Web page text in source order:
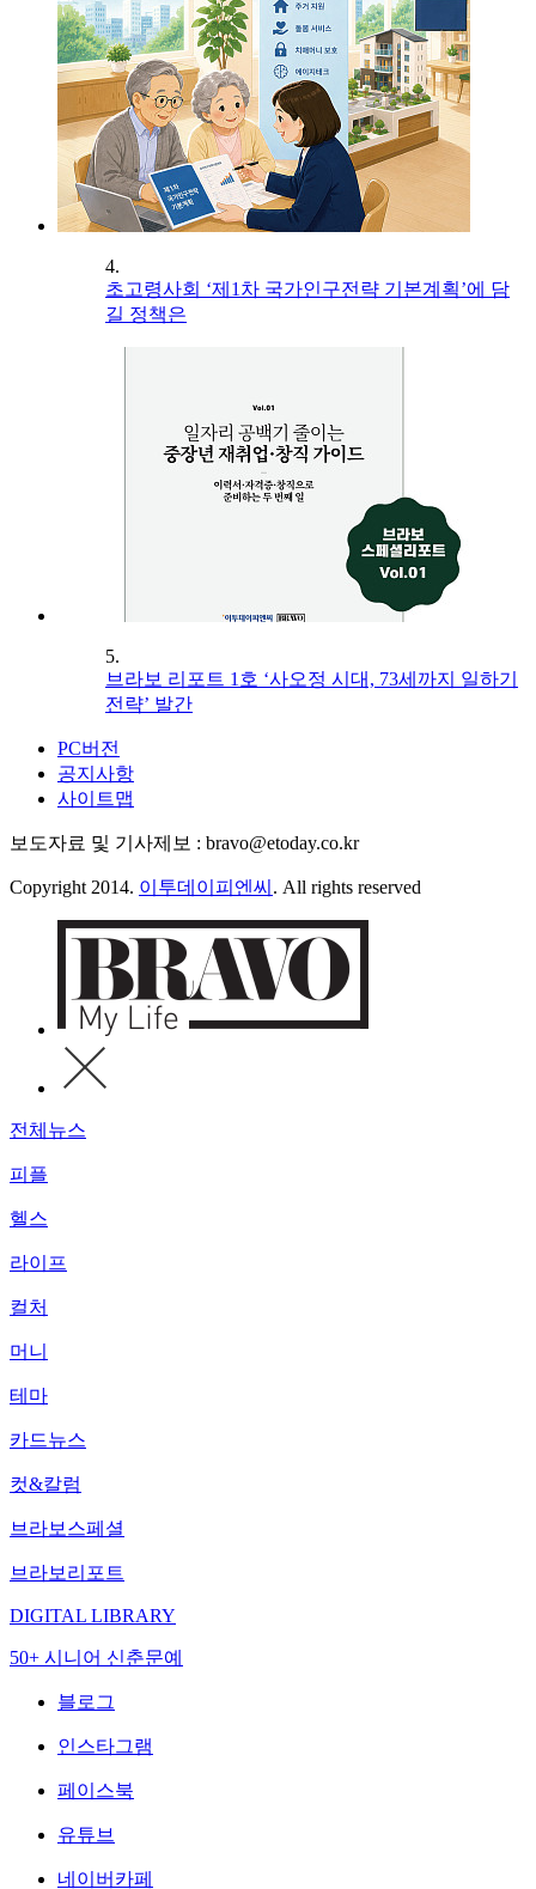
4.
초고령사회 ‘제1차 국가인구전략 기본계획’에 담
길 정책은
5.
브라보 리포트 1호 ‘사오정 시대, 73세까지 일하기
전략’ 발간
PC버전
공지사항
사이트맵
보도자료 및 기사제보 : bravo@etoday.co.kr
Copyright 2014. 이투데이피엔씨 . All rights reserved
전체뉴스
피플
헬스
라이프
컬처
머니
테마
카드뉴스
컷&칼럼
브라보스페셜
브라보리포트
DIGITAL LIBRARY
50+ 시니어 신춘문예
블로그
인스타그램
페이스북
유튜브
네이버카페